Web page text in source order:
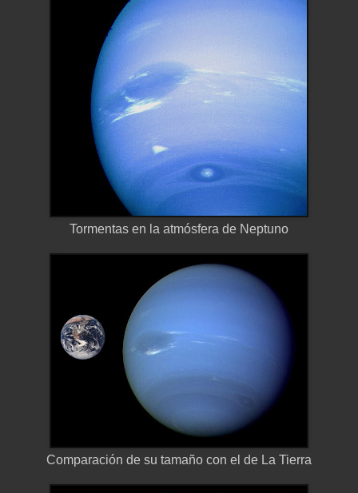
Tormentas en la atmósfera de Neptuno
Comparación de su tamaño con el de La Tierra